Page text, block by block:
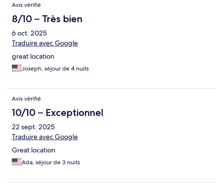
Avis vérifié
8/10 – Très bien
6 oct. 2025
Traduire avec Google
great location
Joseph, séjour de 4 nuits
Avis vérifié
10/10 – Exceptionnel
22 sept. 2025
Traduire avec Google
Great location
Ada, séjour de 3 nuits